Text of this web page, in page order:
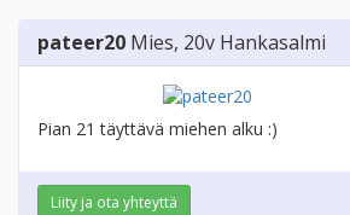
pateer20 Mies, 20v Hankasalmi
Pian 21 täyttävä miehen alku :)
Liity ja ota yhteyttä